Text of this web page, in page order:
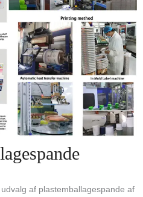
af plastemballagespande af